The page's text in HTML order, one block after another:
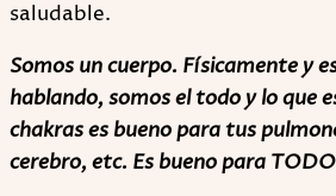
saludable.
Somos un cuerpo. Físicamente y
hablando, somos el todo y lo que
chakras es bueno para tus
cerebro, etc. Es bueno para TODO